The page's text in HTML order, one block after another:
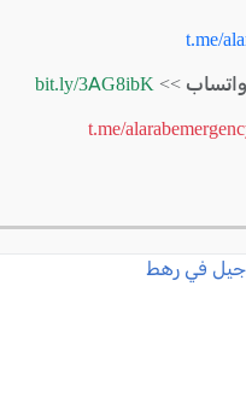
t.me/
واتساب >> bit.ly/3AG8ibK
t.me/